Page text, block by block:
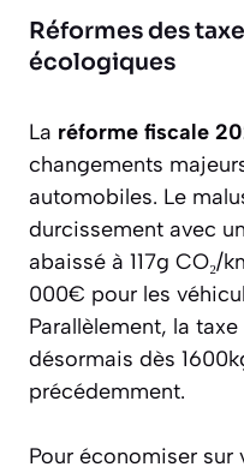
Réformes des
écologiques
La réforme fiscale
changements
automobiles. Le
durcissement avec
abaissé à 117g CO₂/
000€ pour les
Parallèlement, la
désormais dès
précédemment.
Pour économiser